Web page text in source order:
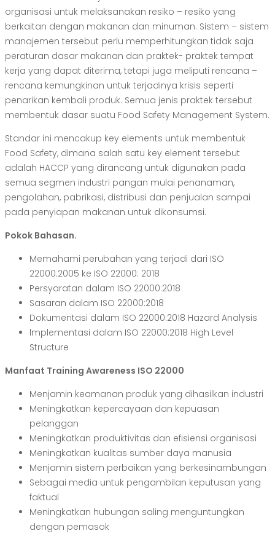
organisasi untuk melaksanakan resiko – resiko yang
berkaitan dengan makanan dan minuman. Sistem – sistem
manajemen tersebut perlu memperhitungkan tidak saja
peraturan dasar makanan dan praktek- praktek tempat
kerja yang dapat diterima, tetapi juga meliputi rencana –
rencana kemungkinan untuk terjadinya krisis seperti
penarikan kembali produk. Semua jenis praktek tersebut
membentuk dasar suatu Food Safety Management System.
Standar ini mencakup key elements untuk membentuk
Food Safety, dimana salah satu key element tersebut
adalah HACCP yang dirancang untuk digunakan pada
semua segmen industri pangan mulai penanaman,
pengolahan, pabrikasi, distribusi dan penjualan sampai
pada penyiapan makanan untuk dikonsumsi.
Pokok Bahasan.
Memahami perubahan yang terjadi dari ISO
22000:2005 ke ISO 22000: 2018
Persyaratan dalam ISO 22000:2018
Sasaran dalam ISO 22000:2018
Dokumentasi dalam ISO 22000:2018 Hazard Analysis
lmplementasi dalam ISO 22000:2018 High Level
Structure
Manfaat Training Awareness ISO 22000
Menjamin keamanan produk yang dihasilkan industri
Meningkatkan kepercayaan dan kepuasan
pelanggan
Meningkatkan produktivitas dan efisiensi organisasi
Meningkatkan kualitas sumber daya manusia
Menjamin sistem perbaikan yang berkesinambungan
Sebagai media untuk pengambilan keputusan yang
faktual
Meningkatkan hubungan saling menguntungkan
dengan pemasok